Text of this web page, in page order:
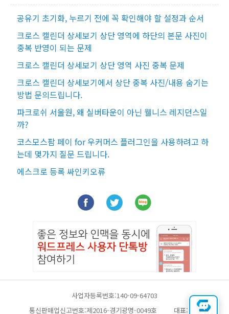
공유기 초기화, 누르기 전에 꼭 확인해야 할 설정과 순서
크로스 캘린더 상세보기 상단 영역에 하단의 본문 사진이
중복 반영이 되는 문제
크로스 캘린더 상세보기 상단 영역 사진 중복 문제
크로스 캘린더 상세보기에서 상단 중복 사진/내용 숨기는
방법 문의드립니다.
파크로쉬 서울원, 왜 실버타운이 아닌 웰니스 레지던스일
까?
코스모스팜 페이 for 우커머스 플러그인을 사용하려고 하
는데 몇가지 질문 드립니다.
에스크로 등록 싸인키오류
사업자등록번호:140-09-64703
통신판매업신고번호:제2016-경기광명-0049호
대표:채찬